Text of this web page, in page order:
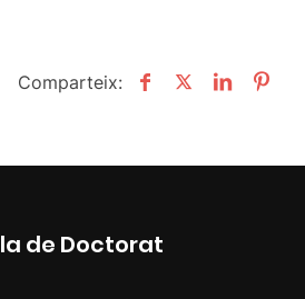
Comparteix:
de Doctorat